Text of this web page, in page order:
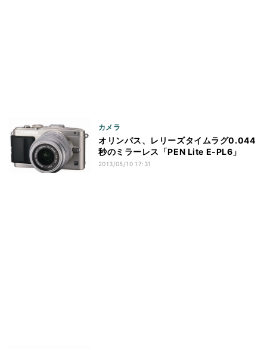
カメラ
オリンパス、レリーズタイムラグ0.044
秒のミラーレス「PEN Lite E-PL6」
2013/05/10 17:31